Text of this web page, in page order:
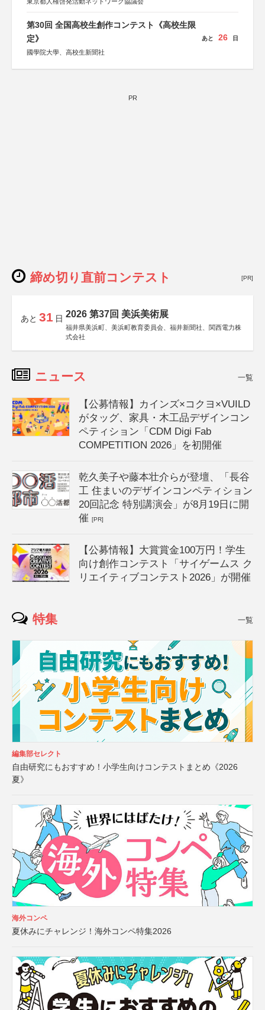
第30回 全国高校生創作コンテスト《高校生限
定》
國學院大學、高校生新聞社
あと 26 日
PR
締め切り直前コンテスト [PR]
あと 31 日 2026 第37回 美浜美術展
福井県美浜町、美浜町教育委員会、福井新聞社、関西電力株
式会社
ニュース 一覧
【公募情報】カインズ×コクヨ×VUILD
がタッグ、家具・木工品デザインコン
ペティション「CDM Digi Fab
COMPETITION 2026」を初開催
乾久美子や藤本壮介らが登壇、「長谷
工 住まいのデザインコンペティション
20回記念 特別講演会」が8月19日に開
催[PR]
【公募情報】大賞賞金100万円！学生
向け創作コンテスト「サイゲームス ク
リエイティブコンテスト2026」が開催
特集 一覧
編集部セレクト
自由研究にもおすすめ！小学生向けコンテストまとめ《2026
夏》
海外コンペ
夏休みにチャレンジ！海外コンペ特集2026